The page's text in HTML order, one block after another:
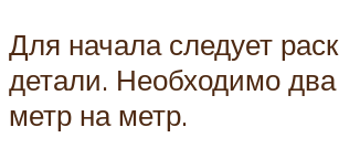
Для начала следует
детали. Необходимо два
метр на метр.